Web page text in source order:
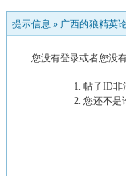
提示信息 » 广西的狼精英
您没有登录或者您没
帖子ID非
您还不是